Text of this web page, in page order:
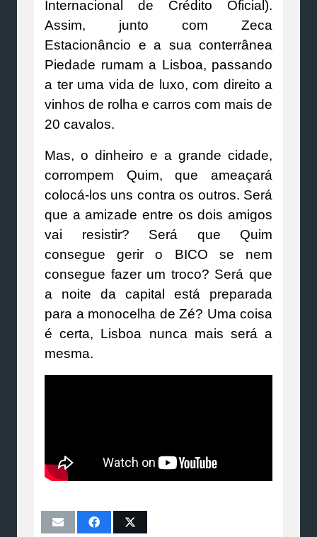
Internacional de Crédito Oficial).
Assim, junto com Zeca
Estacionâncio e a sua conterrânea
Piedade rumam a Lisboa, passando
a ter uma vida de luxo, com direito a
vinhos de rolha e carros com mais de
20 cavalos.
Mas, o dinheiro e a grande cidade,
corrompem Quim, que ameaçará
colocá-los uns contra os outros. Será
que a amizade entre os dois amigos
vai resistir? Será que Quim
consegue gerir o BICO se nem
consegue fazer um troco? Será que
a noite da capital está preparada
para a monocelha de Zé? Uma coisa
é certa, Lisboa nunca mais será a
mesma.